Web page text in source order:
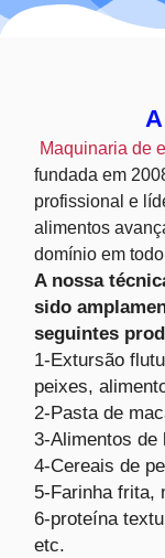
Maquinaria de
fundada em
profissional e
alimentos
domínio em
A nossa
sido
seguintes
1-Extursão
peixes,
2-Pasta de
3-Alimentos de
4-Cereais de
5-Farinha frita,
6-proteína
etc.